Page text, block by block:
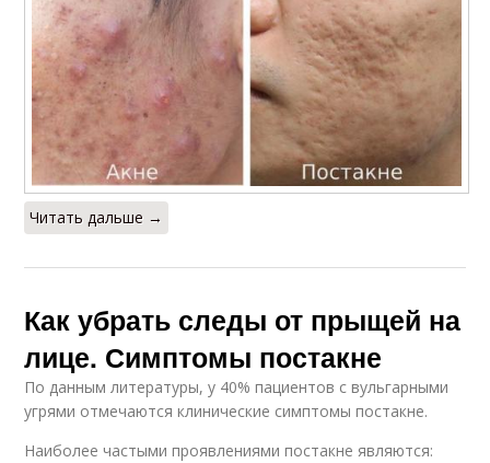
Читать дальше →
Как убрать следы от прыщей на
лице. Симптомы постакне
По данным литературы, у 40% пациентов с вульгарными
угрями отмечаются клинические симптомы постакне.
Наиболее частыми проявлениями постакне являются: